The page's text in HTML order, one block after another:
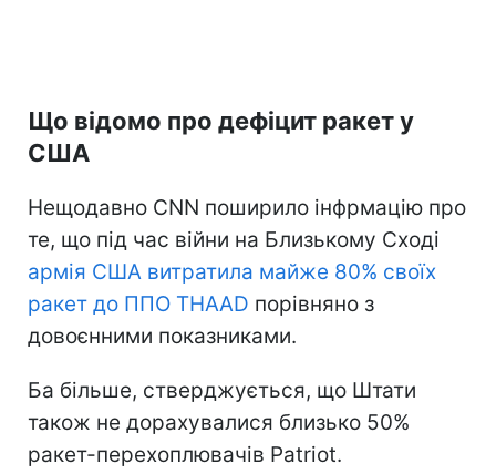
Що відомо про дефіцит ракет у
США
Нещодавно CNN поширило інфрмацію про
те, що під час війни на Близькому Сході
армія США витратила майже 80% своїх
ракет до ППО THAAD порівняно з
довоєнними показниками.
Ба більше, стверджується, що Штати
також не дорахувалися близько 50%
ракет-перехоплювачів Patriot.